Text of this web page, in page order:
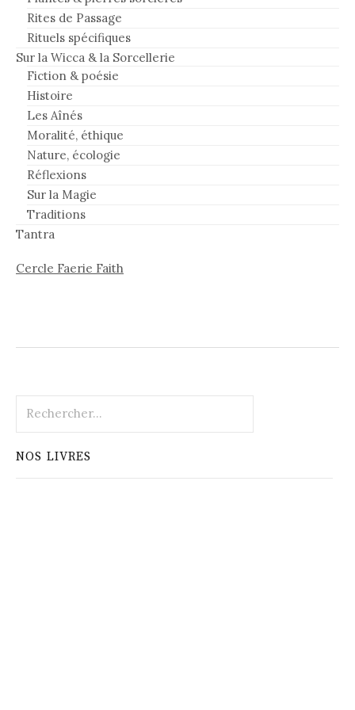
Rites de Passage
Rituels spécifiques
Sur la Wicca & la Sorcellerie
Fiction & poésie
Histoire
Les Aînés
Moralité, éthique
Nature, écologie
Réflexions
Sur la Magie
Traditions
Tantra
Cercle Faerie Faith
NOS LIVRES